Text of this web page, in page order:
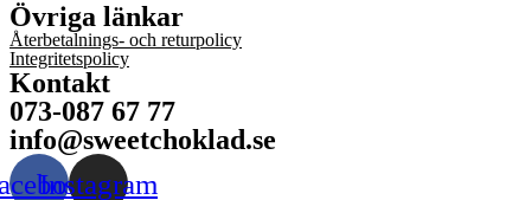
Övriga länkar
Återbetalnings- och returpolicy
Integritetspolicy
Kontakt
073-087 67 77
info@sweetchoklad.se
Instagram